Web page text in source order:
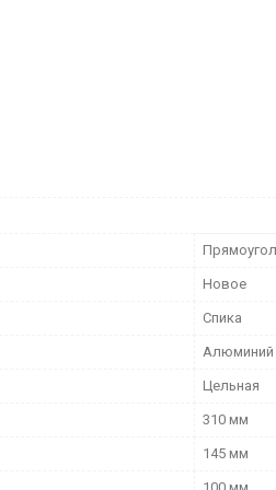
Новое
Спика
Алюминий
Цельная
310 мм
145 мм